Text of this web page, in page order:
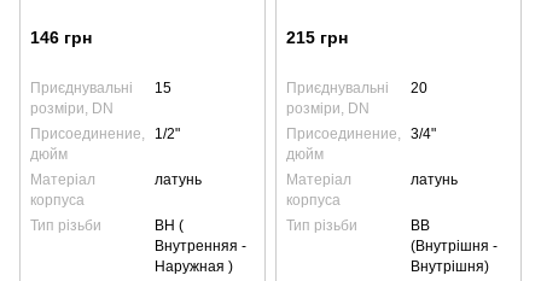
146 грн
Приєднувальні
розміри, DN
15
Присоединение,
дюйм
1/2"
Матеріал
корпуса
латунь
Тип різьби
ВН (
Внутренняя -
Наружная )
215 грн
Приєднувальні
розміри, DN
20
Присоединение,
дюйм
3/4"
Матеріал
корпуса
латунь
Тип різьби
ВВ
(Внутрішня -
Внутрішня)